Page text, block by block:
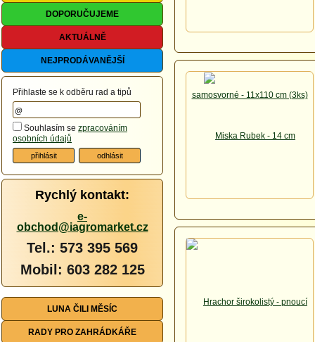
DOPORUČUJEME
AKTUÁLNĚ
NEJPRODÁVANĚJŠÍ
Přihlaste se k odběru rad a tipů
Souhlasím se zpracováním
osobních údajů
Rychlý kontakt:
e-
obchod@iagromarket.cz
Tel.: 573 395 569
Mobil: 603 282 125
LUNA ČILI MĚSÍC
RADY PRO ZAHRÁDKÁŘE